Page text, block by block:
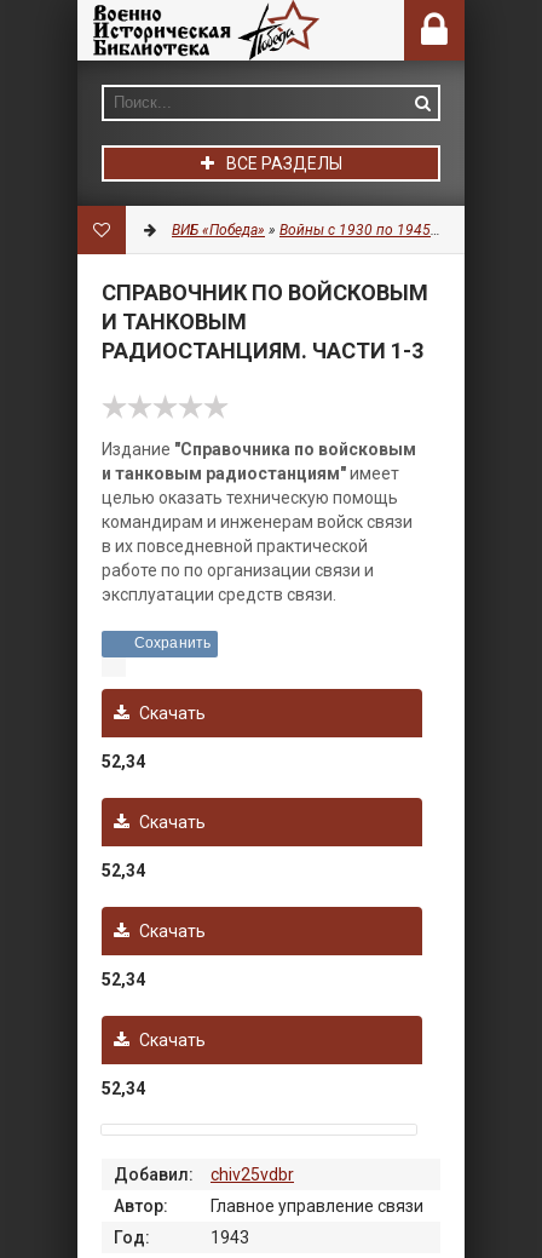
ВСЕ РАЗДЕЛЫ
ВИБ «Победа» » Войны с 1930 по 1945 гг.
СПРАВОЧНИК ПО ВОЙСКОВЫМ
И ТАНКОВЫМ
РАДИОСТАНЦИЯМ. ЧАСТИ 1-3
Издание "Справочника по войсковым
и танковым радиостанциям"имеет
целью оказать техническую помощь
командирам и инженерам войск связи
в их повседневной практической
работе по по организации связи и
эксплуатации средств связи.
Сохранить
Скачать
52,34
Скачать
52,34
Скачать
52,34
Скачать
52,34
Добавил:
chiv25vdbr
Автор:
Главное управление связи
Год:
1943